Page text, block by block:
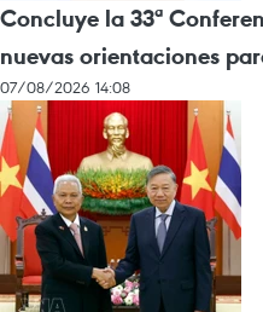
Concluye la 33ª
nuevas orientaciones
07/08/2026 14:08